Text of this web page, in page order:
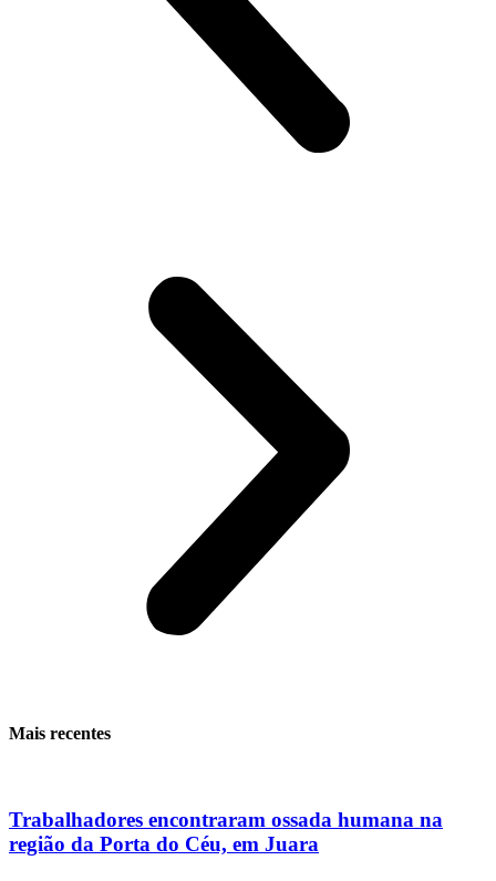
Mais recentes
Trabalhadores encontraram ossada humana na
região da Porta do Céu, em Juara